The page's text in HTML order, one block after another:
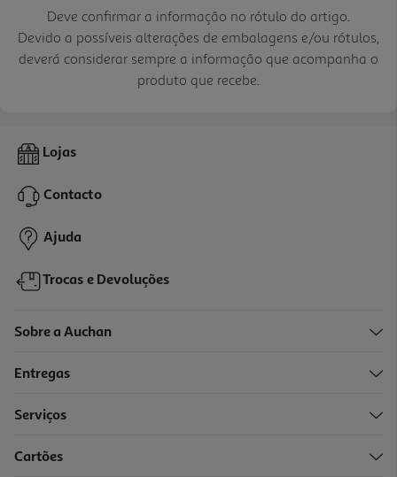
Deve confirmar a informação no rótulo do artigo.
Devido a possíveis alterações de embalagens e/ou rótulos,
deverá considerar sempre a informação que acompanha o
produto que recebe.
Lojas
Contacto
Ajuda
Trocas e Devoluções
Sobre a Auchan
Entregas
Serviços
Cartões